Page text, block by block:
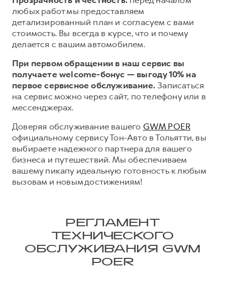
любых работ мы предоставляем
детализированный план и согласуем с вами
стоимость. Вы всегда в курсе, что и почему
делается с вашим автомобилем.
При первом обращении в наш сервис вы
получаете welcome-бонус — выгоду 10% на
первое сервисное обслуживание.Записаться
на сервис можно через сайт, по телефону или в
мессенджерах.
Доверяя обслуживание вашего GWM POER
официальному сервису Тон-Авто в Тольятти, вы
выбираете надежного партнера для вашего
бизнеса и путешествий. Мы обеспечиваем
вашему пикапу идеальную готовность к любым
вызовам и новым достижениям!
РЕГЛАМЕНТ
ТЕХНИЧЕСКОГО
ОБСЛУЖИВАНИЯ GWM
POER